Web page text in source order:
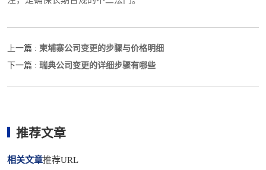
上一篇 : 柬埔寨公司变更的步骤与价格明细
下一篇 : 瑞典公司变更的详细步骤有哪些
推荐文章
相关文章推荐URL